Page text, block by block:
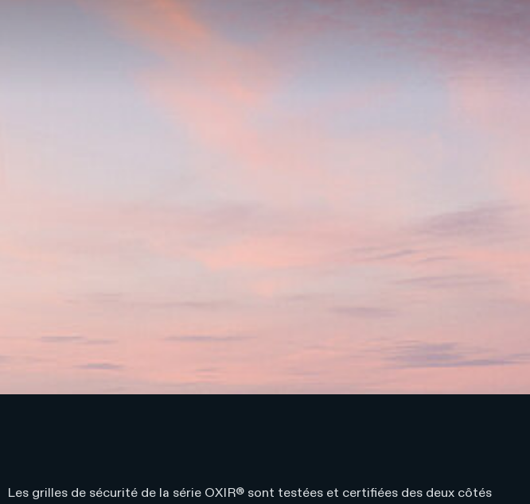
Les grilles de sécurité de la série OXIR® sont testées et certifiées des deux côtés